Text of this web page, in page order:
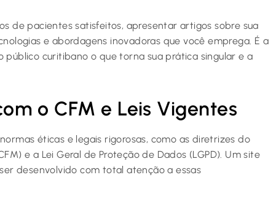
de pacientes satisfeitos, apresentar artigos sobre sua
e abordagens inovadoras que você emprega. É a
curitibano o que torna sua prática singular e a
o CFM e Leis Vigentes
éticas e legais rigorosas, como as diretrizes do
e a Lei Geral de Proteção de Dados (LGPD). Um site
desenvolvido com total atenção a essas